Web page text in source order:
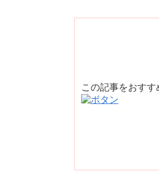
この記事をおす